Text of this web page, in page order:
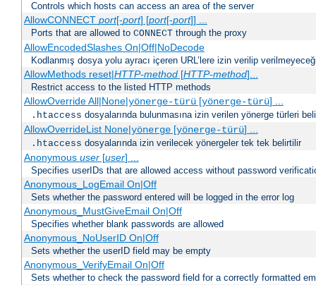
Controls which hosts can access an area of the server
AllowCONNECT port[-port] [port[-port]] ...
Ports that are allowed to CONNECT through the proxy
AllowEncodedSlashes On|Off|NoDecode
Kodlanmış dosya yolu ayracı içeren URL’lere izin verilip
AllowMethods reset|HTTP-method[HTTP-method]...
Restrict access to the listed HTTP methods
AllowOverride All|None|yönerge-türü[yönerge-türü] ...
.htaccess dosyalarında bulunmasına izin verilen yönerge türleri
AllowOverrideList None|yönerge[yönerge-türü] ...
.htaccess dosyalarında izin verilecek yönergeler tek tek belirtilir
Anonymous user[user] ...
Specifies userIDs that are allowed access without password
Anonymous_LogEmail On|Off
Sets whether the password entered will be logged in the error log
Anonymous_MustGiveEmail On|Off
Specifies whether blank passwords are allowed
Anonymous_NoUserID On|Off
Sets whether the userID field may be empty
Anonymous_VerifyEmail On|Off
Sets whether to check the password field for a correctly formatted